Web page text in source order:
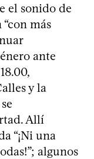
el sonido de
más
ante
y la
Allí
“¡Ni una
algunos